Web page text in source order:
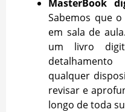
MasterBook
Sabemos que
em sala de
um livro
qualquer
revisar e
longo de toda